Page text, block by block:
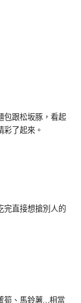
包跟松坂豚，看起
了起來。
完直接想搶別人的
筍、馬鈴薯…相當